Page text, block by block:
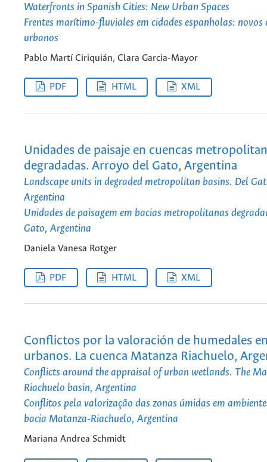
Waterfronts in Spanish Cities: New Urban Spaces
Frentes marítimo-fluviales em cidades espanholas: novos
urbanos
Pablo Martí Ciriquián, Clara Garcia-Mayor
PDF HTML XML
Unidades de paisaje en cuencas
degradadas. Arroyo del Gato, Argentina
Landscape units in degraded metropolitan basins. Del
Argentina
Unidades de paisagem em bacias metropolitanas
Gato, Argentina
Daniela Vanesa Rotger
PDF HTML XML
Conflictos por la valoración de humedales
urbanos. La cuenca Matanza Riachuelo,
Conflicts around the appraisal of urban wetlands. The
Riachuelo basin, Argentina
Conflitos pela valorização das zonas úmidas em
bacia Matanza-Riachuelo, Argentina
Mariana Andrea Schmidt